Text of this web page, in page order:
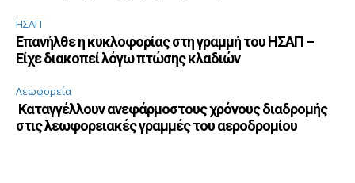
ΗΣΑΠ
Επανήλθε η κυκλοφορίας στη γραμμή του ΗΣΑΠ –
Είχε διακοπεί λόγω πτώσης κλαδιών
Λεωφορεία
Καταγγέλλουν ανεφάρμοστους χρόνους διαδρομής
στις λεωφορειακές γραμμές του αεροδρομίου